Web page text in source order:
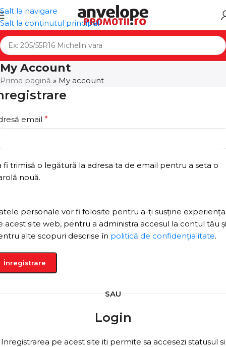
Salt la navigare
Salt la conținutul principal
My Account
Prima pagină » My account
email *
fi trimisă o legătură la adresa ta de email pentru a seta o
nouă.
personale vor fi folosite pentru a-ți susține experiența
acest site web, pentru a administra accesul la contul tău și
alte scopuri descrise în politică de confidențialitate.
Înregistrare
SAU
Login
Inregistrarea pe acest site iti permite sa accesezi statusul si